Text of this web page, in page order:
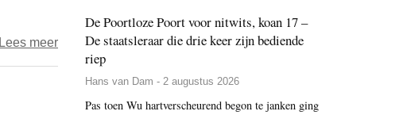
ieder
moment
Lees meerover
Zeshin
De Poortloze Poort voor nitwits, koan 17 –
De staatsleraar die drie keer zijn bediende
riep
Hans van Dam - 2 augustus 2026
Pas toen Wu hartverscheurend begon te janken ging